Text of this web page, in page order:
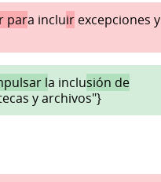
para incluir excepciones y
la inclusión de
y archivos"}